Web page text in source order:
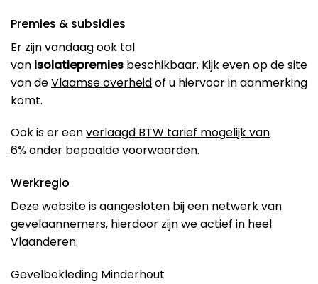
Premies & subsidies
Er zijn vandaag ook tal
van isolatiepremies beschikbaar. Kijk even op de site
van deVlaamse overheidof u hiervoor in aanmerking
komt.
Ook is er eenverlaagd BTW tarief mogelijk van
6%onder bepaalde voorwaarden.
Werkregio
Deze website is aangesloten bij een netwerk van
gevelaannemers, hierdoor zijn we actief in heel
Vlaanderen:
Gevelbekleding Minderhout